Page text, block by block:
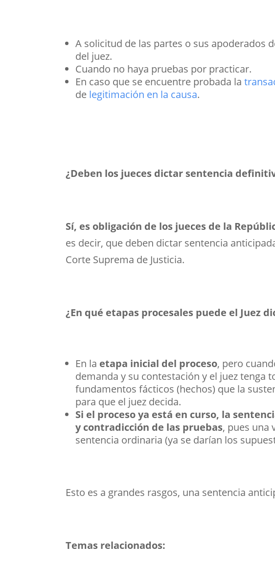
A solicitud de las partes o sus apoderados
del juez.
Cuando no haya pruebas por practicar.
En caso que se encuentre probada la
de legitimación en la causa.
¿Deben los jueces dictar sentencia
Sí, es obligación de los jueces de la
es decir, que deben dictar sentencia
Corte Suprema de Justicia.
¿En qué etapas procesales puede el Juez
En la etapa inicial del proceso, pero
demanda y su contestación y el juez tenga
fundamentos fácticos (hechos) que la
para que el juez decida.
Si el proceso ya está en curso, la
y contradicción de las pruebas, pues una
sentencia ordinaria (ya se darían los
Esto es a grandes rasgos, una sentencia
Temas relacionados: